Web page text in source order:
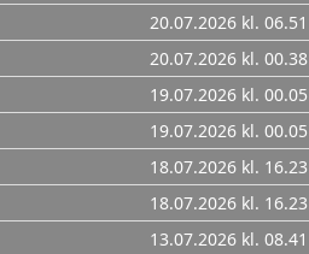
20.07.2026 kl. 06.51
20.07.2026 kl. 00.38
19.07.2026 kl. 00.05
19.07.2026 kl. 00.05
18.07.2026 kl. 16.23
18.07.2026 kl. 16.23
13.07.2026 kl. 08.41